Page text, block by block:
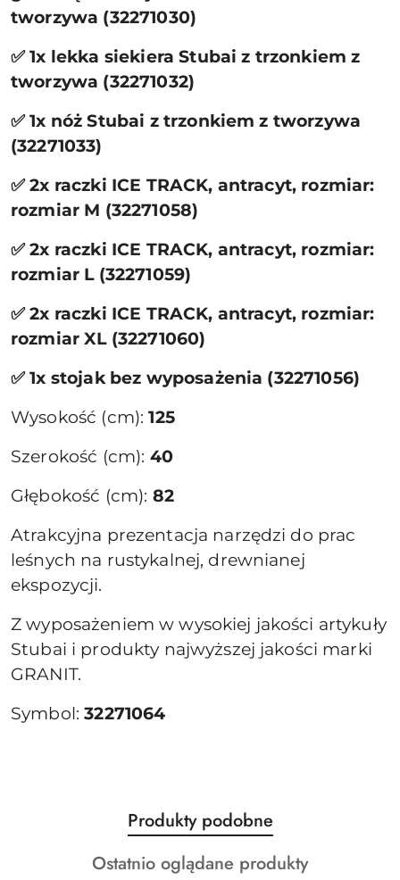
tworzywa (32271030)
✅ 1x lekka siekiera Stubai z trzonkiem z
tworzywa (32271032)
✅ 1x nóż Stubai z trzonkiem z tworzywa
(32271033)
✅ 2x raczki ICE TRACK, antracyt, rozmiar:
rozmiar M (32271058)
✅ 2x raczki ICE TRACK, antracyt, rozmiar:
rozmiar L (32271059)
✅ 2x raczki ICE TRACK, antracyt, rozmiar:
rozmiar XL (32271060)
✅ 1x stojak bez wyposażenia (32271056)
Wysokość (cm):125
Szerokość (cm): 40
Głębokość (cm): 82
Atrakcyjna prezentacja narzędzi do prac
leśnych na rustykalnej, drewnianej
ekspozycji.
Z wyposażeniem w wysokiej jakości artykuły
Stubai i produkty najwyższej jakości marki
GRANIT.
Symbol:32271064
Pomiń karuzelę produktów
Produkty
o
statusie:
Produkty podobne
Produkty
Ostatnio oglądane produkty